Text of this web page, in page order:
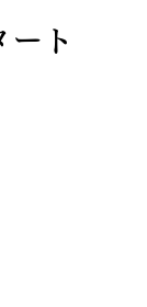
ート